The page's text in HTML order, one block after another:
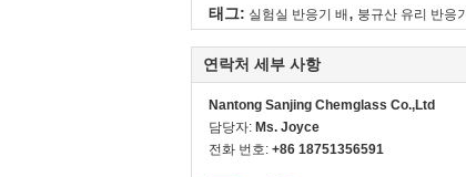
태그: 실험실 반응기 배 , 붕규산 유리 반응기
연락처 세부 사항
Nantong Sanjing Chemglass Co.,Ltd
담당자: Ms. Joyce
전화 번호: +86 18751356591